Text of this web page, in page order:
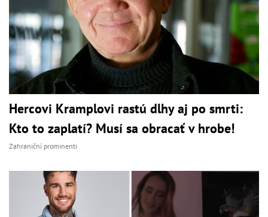
Hercovi Kramplovi rastú dlhy aj po smrti:
Kto to zaplatí? Musí sa obracať v hrobe!
Zahraniční prominenti